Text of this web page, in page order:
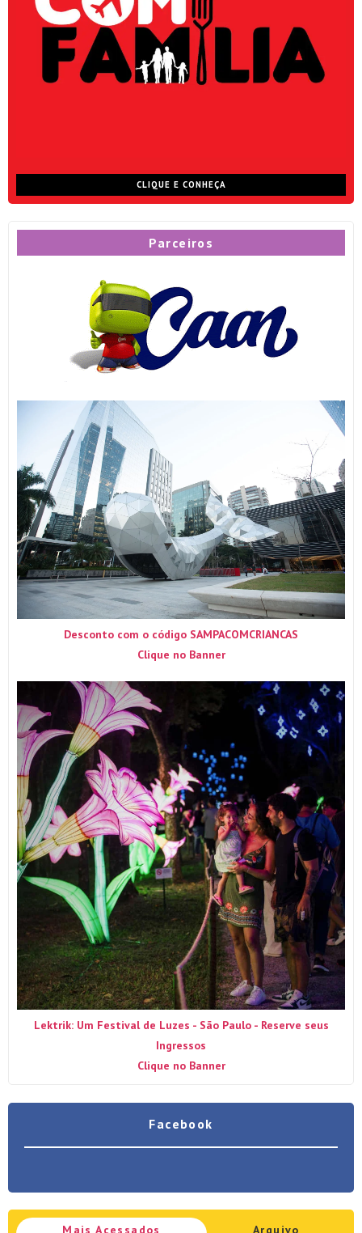
CLIQUE E CONHEÇA
Parceiros
Desconto com o código SAMPACOMCRIANCAS
Clique no Banner
Lektrik: Um Festival de Luzes - São Paulo - Reserve seus
Ingressos
Clique no Banner
Facebook
Mais Acessados Arquivo